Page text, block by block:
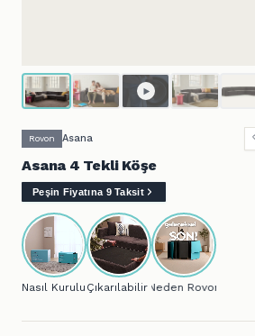
Rovon Asana
Asana 4 Tekli Köşe
Peşin Fiyatına 9 Taksit
Nasıl Kurulur?Çıkarılabilir KılıfNeden Rovon?